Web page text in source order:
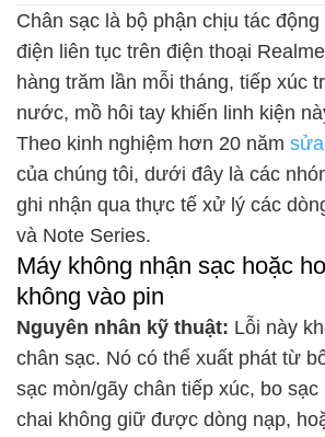
Chân sạc là bộ phận chịu tác
điện liên tục trên điện thoại
hàng trăm lần mỗi tháng, tiếp xúc
nước, mồ hôi tay khiến linh kiện
Theo kinh nghiệm hơn 20 năm
của chúng tôi, dưới đây là các
ghi nhận qua thực tế xử lý các
và Note Series.
Máy không nhận sạc hoặc
không vào pin
Nguyên nhân kỹ thuật: Lỗi này
chân sạc. Nó có thể xuất phát từ
sạc mòn/gãy chân tiếp xúc, bo
chai không giữ được dòng nạp,